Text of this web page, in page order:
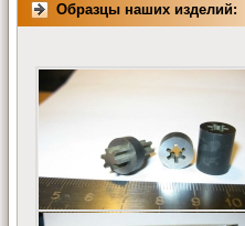
Образцы наших изделий: